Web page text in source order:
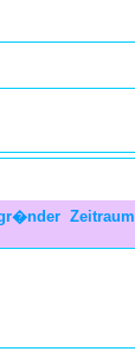
Zeitraum